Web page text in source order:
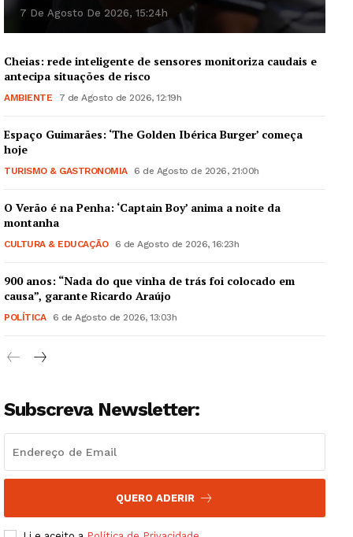
Guimarães, agora!
Institucional
Artigos
Edição Digital
Grande Entrevista
7 De Agosto De 2026, 15:24h
Cheias: rede inteligente de sensores monitoriza caudais e
antecipa situações de risco
AMBIENTE 7 de Agosto de 2026, 12:19h
Espaço Guimarães: ‘The Golden Ibérica Burger’ começa
hoje
TURISMO & GASTRONOMIA 6 de Agosto de 2026, 21:00h
O Verão é na Penha: ‘Captain Boy’ anima a noite da
montanha
CULTURA & EDUCAÇÃO 6 de Agosto de 2026, 16:23h
900 anos: “Nada do que vinha de trás foi colocado em
causa”, garante Ricardo Araújo
POLÍTICA 6 de Agosto de 2026, 13:03h
Subscreva Newsletter:
QUERO ADERIR